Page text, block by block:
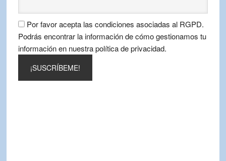
Por favor acepta las condiciones asociadas al RGPD.
Podrás encontrar la información de cómo gestionamos tu
información en nuestra política de privacidad.